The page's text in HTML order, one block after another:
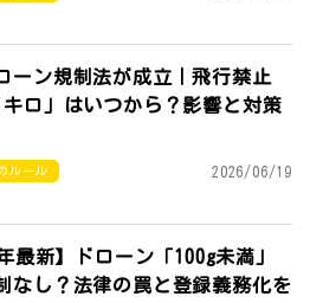
ーン規制法が成立｜飛行禁止
キロ」はいつから？影響と対策
ルール 2026/06/19
最新】ドローン「100g未満」
なし？法律の罠と登録義務化を